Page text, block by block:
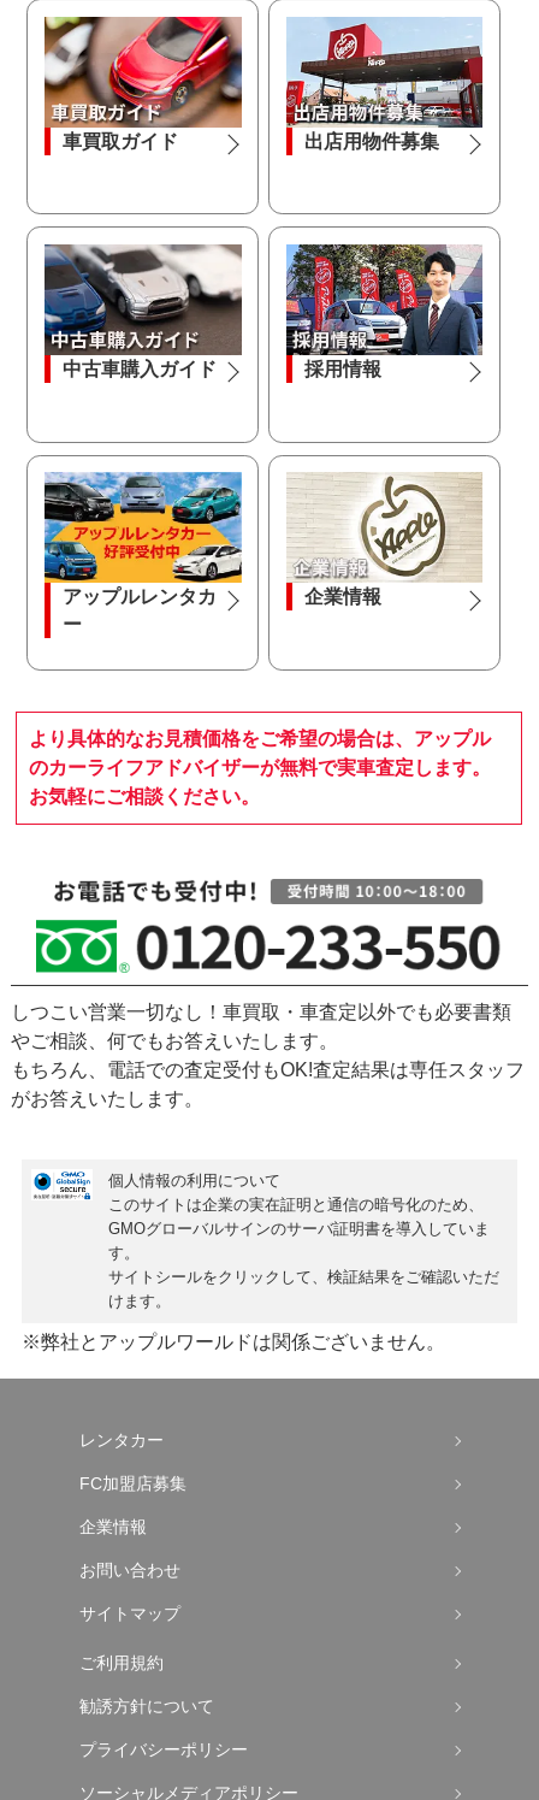
車買取ガイド 出店用物件募集
中古車購入ガイド 採用情報
アップルレンタカ
ー
企業情報
より具体的なお見積価格をご希望の場合は、アップル
のカーライフアドバイザーが無料で実車査定します。
お気軽にご相談ください。
しつこい営業一切なし！車買取・車査定以外でも必要書類
やご相談、何でもお答えいたします。
もちろん、 電話での査定受付もOK!査定結果は専任スタッフ
がお答えいたします。
個人情報の利用について
このサイトは企業の実在証明と通信の暗号化のため、
GMOグローバルサインのサーバ証明書を導入していま
す。
サイトシールをクリックして、検証結果をご確認いただ
けます。
※弊社とアップルワールドは関係ございません。
レンタカー
FC加盟店募集
企業情報
お問い合わせ
サイトマップ
ご利用規約
勧誘方針について
プライバシーポリシー
ソーシャルメディアポリシー